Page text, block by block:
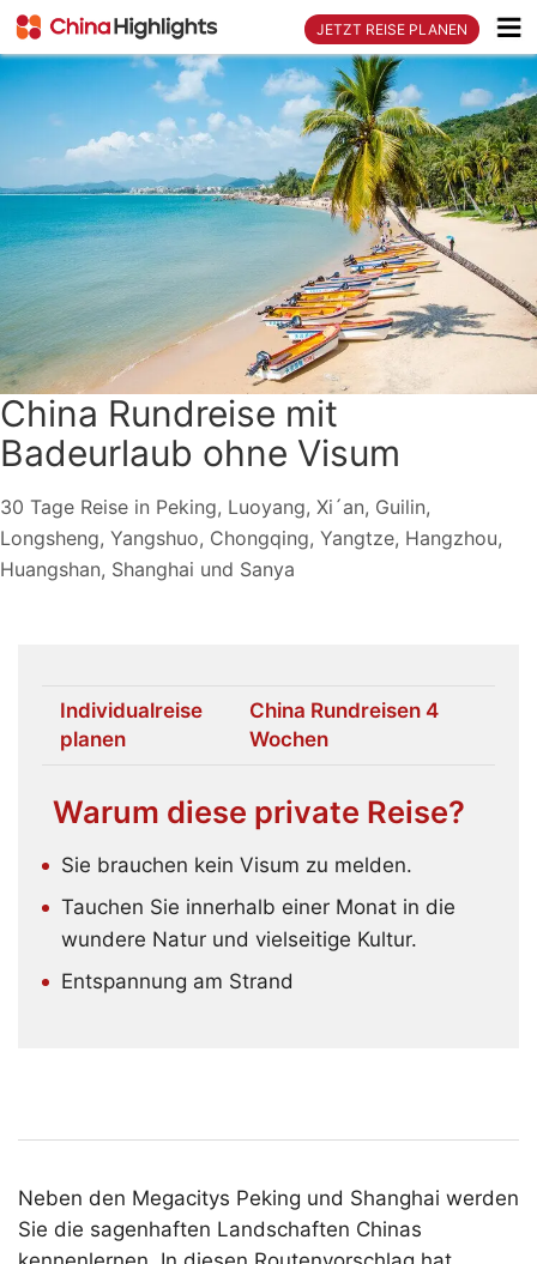
JETZT REISE PLANEN
China Rundreise mit
Badeurlaub ohne Visum
30 Tage Reise in Peking, Luoyang, Xi´an, Guilin,
Longsheng, Yangshuo, Chongqing, Yangtze, Hangzhou,
Huangshan, Shanghai und Sanya
Individualreise
planen
China Rundreisen 4
Wochen
Warum diese private Reise?
Sie brauchen kein Visum zu melden.
Tauchen Sie innerhalb einer Monat in die
wundere Natur und vielseitige Kultur.
Entspannung am Strand
Neben den Megacitys Peking und Shanghai werden
Sie die sagenhaften Landschaften Chinas